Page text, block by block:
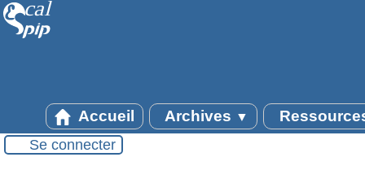
Accueil Archives ▼
Se connecter